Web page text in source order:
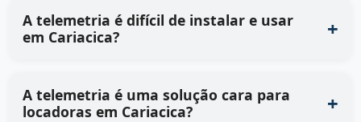
A telemetria é difícil de instalar e usar
em Cariacica?
A telemetria é uma solução cara para
locadoras em Cariacica?